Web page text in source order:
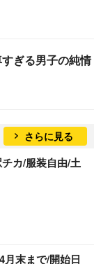
ぎる男子の純情
さらに見る
カ/服装自由/土
末まで/開始日